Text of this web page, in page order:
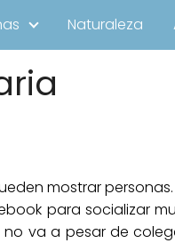
Naturaleza
mostrar
para socializar
va a pesar de